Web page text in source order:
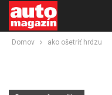
Domov ako ošetriť hrdzu